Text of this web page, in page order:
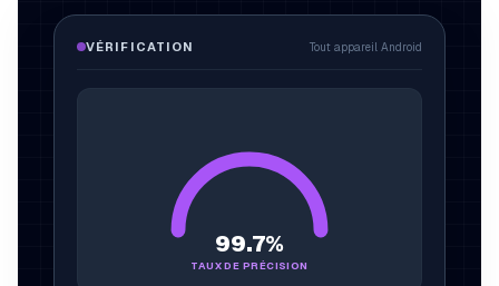
VÉRIFICATION Tout appareil Android
99.7%
TAUX DE PRÉCISION